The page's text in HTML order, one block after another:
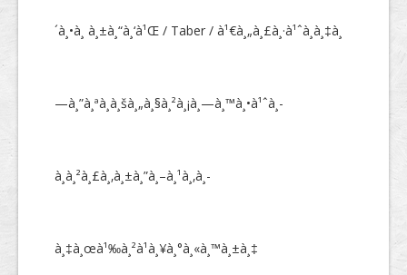
—à¸”à¸ªà¸­à¸š
à¸‚à¹‰à¸­à¸¡à¸¹à¸¥à¸à¸²à¸£à¸—à¸”à¸ªà¸­à¸š
´à¸•à¸ à¸±à¸“à¸‘à¹Œ / Taber / à¹€à¸„à¸£à¸·à¹ˆà¸­à¸‡à¸
—à¸”à¸ªà¸­à¸šà¸„à¸§à¸²à¸¡à¸—à¸™à¸•à¹ˆà¸­
à¸à¸²à¸£à¸‚à¸±à¸”à¸–à¸¹à¸‚à¸­
à¸‡à¸œà¹‰à¸²à¹à¸¥à¸°à¸«à¸™à¸±à¸‡